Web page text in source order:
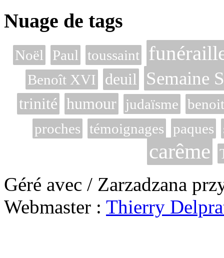
Nuage de tags
Noël Paul toussaint
Benoît XVI deuil Semaine
trinité humour judaïsme
proches témoignages paques
carême
Géré avec / Zarzadzana
Webmaster : Thierry